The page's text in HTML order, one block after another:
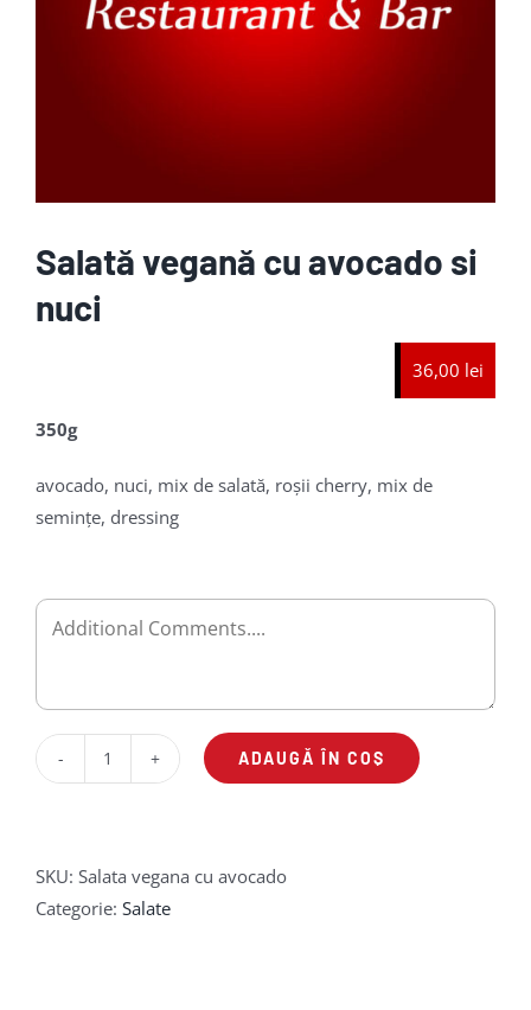
Salată vegană cu avocado si
nuci
36,00 lei
350g
avocado, nuci, mix de salată, roșii cherry, mix de
seminţe, dressing
Cantitate
cu
avocado
ADAUGĂ ÎN COȘ
SKU: Salata vegana cu avocado
Categorie: Salate